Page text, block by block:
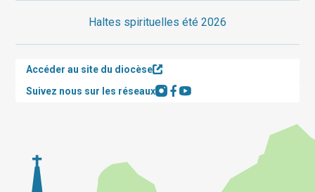
Haltes spirituelles été 2026
Accéder au site du diocèse
Suivez nous sur les réseaux